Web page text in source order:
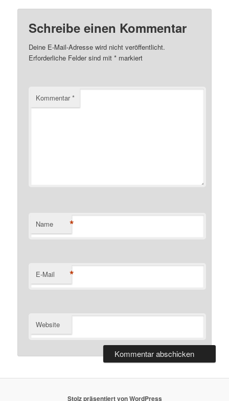
Schreibe einen Kommentar
Deine E-Mail-Adresse wird nicht veröffentlicht.
Erforderliche Felder sind mit* markiert
Kommentar*
Name *
E-Mail *
Website
Stolz präsentiert von WordPress